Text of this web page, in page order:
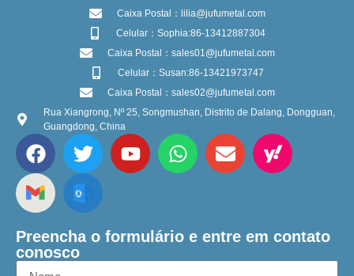
Caixa Postal：lilia@jufumetal.com
Celular：Sophia:86-13412887304
Caixa Postal：sales01@jufumetal.com
Celular：Susan:86-13421973747
Caixa Postal：sales02@jufumetal.com
Rua Xiangrong, Nº 25, Songmushan, Distrito de Dalang, Dongguan,
Guangdong, China
Preencha o formulário e entre em contato
conosco